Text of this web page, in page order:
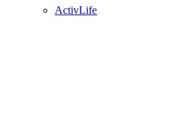
ActivLife